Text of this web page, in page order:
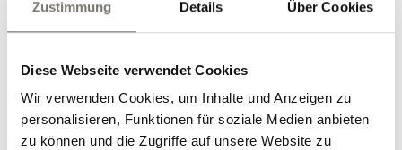
Zustimmung Details Über Cookies
Diese Webseite verwendet Cookies
Wir verwenden Cookies, um Inhalte und Anzeigen zu
personalisieren, Funktionen für soziale Medien anbieten
zu können und die Zugriffe auf unsere Website zu
mit Verwöhnhalbpension und
Weihnachtsprogramm
€ 480,00/Pers.